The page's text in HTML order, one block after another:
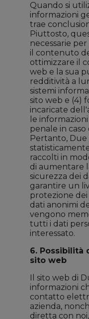
Quando si
informazioni
trae
Piuttosto,
necessarie
il contenuto
ottimizzare il
web e la sua
redditività a
sistemi
sito web e (4)
incaricate
le
penale in
Pertanto, Due
raccolti in
di aumentare
sicurezza dei
garantire un
protezione dei
dati anonimi
vengono
tutti i dati
interessato.
6. Possibilità
sito web
Il sito web di
informazioni
contatto
azienda,
diretta con